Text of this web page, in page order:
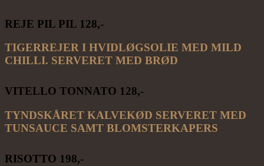
REJE PIL PIL 128,-
TIGERREJER I HVIDLØGSOLIE MED MILD
CHILLI. SERVERET MED BRØD
VITELLO TONNATO 128,-
TYNDSKÅRET KALVEKØD SERVERET MED
TUNSAUCE SAMT BLOMSTERKAPERS
RISOTTO 198,-